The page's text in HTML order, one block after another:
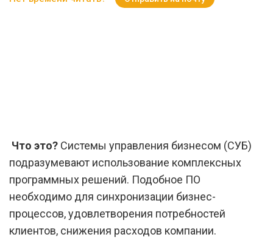
Что это? Системы управления бизнесом (СУБ)
подразумевают использование комплексных
программных решений. Подобное ПО
необходимо для синхронизации бизнес-
процессов, удовлетворения потребностей
клиентов, снижения расходов компании.